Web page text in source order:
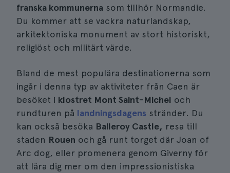
franska kommunerna som tillhör Normandie.
Du kommer att se vackra naturlandskap,
arkitektoniska monument av stort historiskt,
religiöst och militärt värde.
Bland de mest populära destinationerna som
ingår i denna typ av aktiviteter från Caen är
besöket i klostret Mont Saint-Michel och
rundturen på landningsdagens stränder. Du
kan också besöka Balleroy Castle, resa till
staden Rouen och gå runt torget där Joan of
Arc dog, eller promenera genom Giverny för
att lära dig mer om den impressionistiska